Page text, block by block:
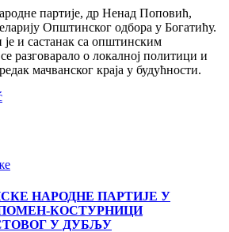
партије, др Ненад Поповић,
Општинског одбора у Богатићу.
и састанак са општинским
разговарало о локалној политици и
мачванског краја у будућности.
НАРОДНЕ ПАРТИЈЕ У
КОСТУРНИЦИ
У ДУБЉУ